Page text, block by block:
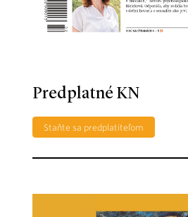
Predplatné KN
Staňte sa predplatiteľom